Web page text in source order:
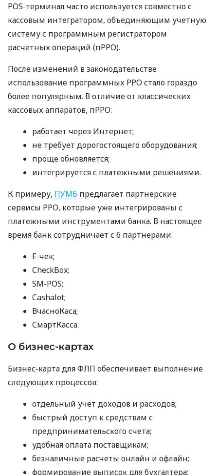
POS-терминал часто используется совместно с
кассовым интегратором, объединяющим учетную
систему с программным регистратором
расчетных операций (пРРО).
После изменений в законодательстве
использование программных РРО стало гораздо
более популярным. В отличие от классических
кассовых аппаратов, пРРО:
работает через Интернет;
не требует дорогостоящего оборудования;
проще обновляется;
интегрируется с платежными решениями.
К примеру, ПУМБ предлагает партнерские
сервисы РРО, которые уже интегрированы с
платежными инструментами банка. В настоящее
время банк сотрудничает с 6 партнерами:
E-чек;
CheckBox;
SM-POS;
Cashalot;
ВчасноКаса;
СмартКасса.
О бизнес-картах
Бизнес-карта для ФЛП обеспечивает выполнение
следующих процессов:
отдельный учет доходов и расходов;
быстрый доступ к средствам с
предпринимательского счета;
удобная оплата поставщикам;
безналичные расчеты онлайн и офлайн;
формирование выписок для бухгалтера;